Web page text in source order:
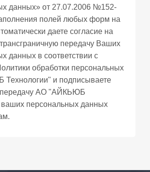
данных» от 27.07.2006 №152-
полей любых форм на
даете согласие на
передачу Ваших
данных в соответствии с
обработки персональных
и подписываете
АО "АЙКЬЮБ
ваших персональных данных